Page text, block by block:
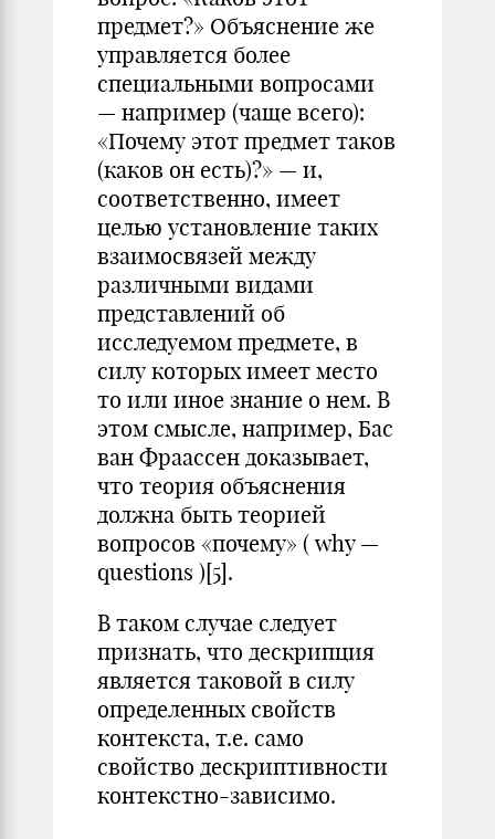
предмет?» Объяснение же
управляется более
специальными вопросами
— например (чаще всего):
«Почему этот предмет таков
(каков он есть)?» — и,
соответственно, имеет
целью установление таких
взаимосвязей между
различными видами
представлений об
исследуемом предмете, в
силу которых имеет место
то или иное знание о нем. В
этом смысле, например, Бас
ван Фраассен доказывает,
что теория объяснения
должна быть теорией
вопросов «почему» ( why —
questions )[5].
В таком случае следует
признать, что дескрипция
является таковой в силу
определенных свойств
контекста, т.е. само
свойство дескриптивности
контекстно-зависимо.